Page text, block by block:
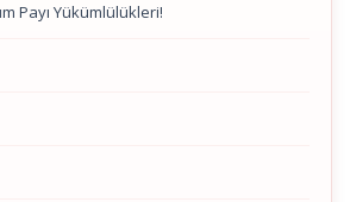
Payı Yükümlülükleri!